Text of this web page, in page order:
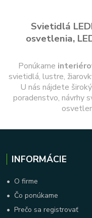
Svietidlá
osvetlenia,
Ponúkame
svietidlá, lustre,
U nás nájdete
poradenstvo, návrhy
INFORMÁCIE
• O firme
• Čo ponúkame
•Prečo sa registrovať